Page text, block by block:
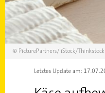
© PicturePartners/ iStock/Thinkstock
Letztes Update am: